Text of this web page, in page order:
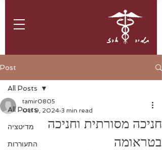
תמיר ארז
Post
All Posts
מדיטציה
התעוררות
All Posts
חניכה מסורתית וחניכה
בטראומה
tamir0805
Oct 9, 2024 3 min read